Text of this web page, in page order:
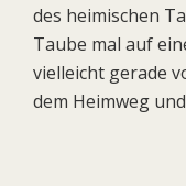
des heimischen
Taube mal auf
vielleicht gerade
dem Heimweg